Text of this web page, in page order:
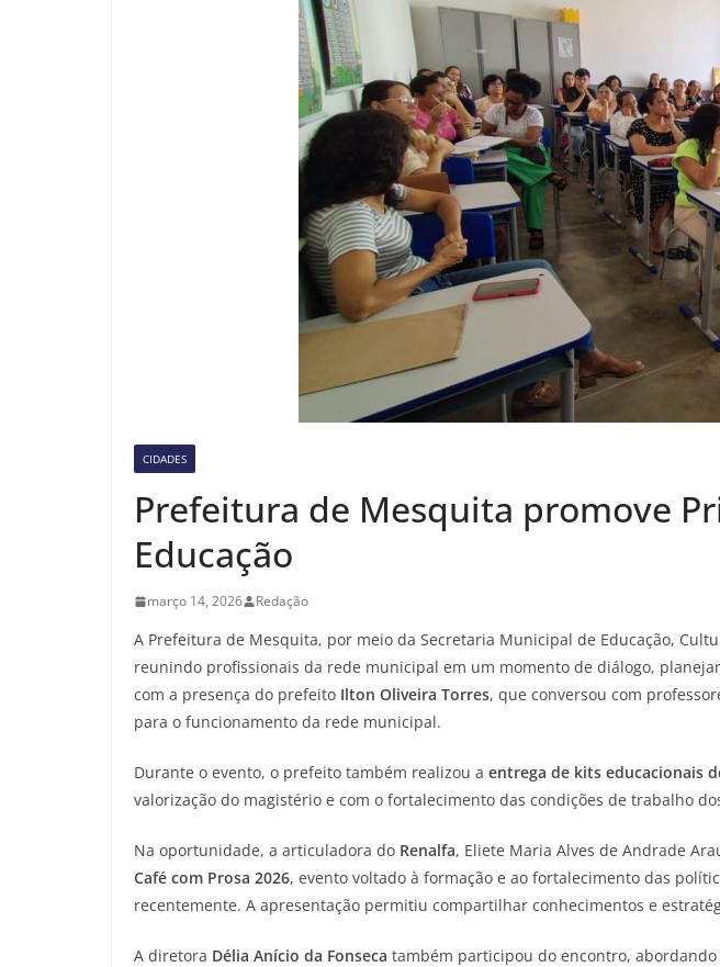
CIDADES
Prefeitura de Mesquita promove
Educação
março 14, 2026 Redação
A Prefeitura de Mesquita, por meio da Secretaria Municipal de Educação,
reunindo profissionais da rede municipal em um momento de diálogo,
com a presença do prefeito Ilton Oliveira Torres, que conversou com
para o funcionamento da rede municipal.
Durante o evento, o prefeito também realizou a entrega de kits educacionais
valorização do magistério e com o fortalecimento das condições de trabalho
Na oportunidade, a articuladora do Renalfa, Eliete Maria Alves de Andrade
Café com Prosa 2026, evento voltado à formação e ao fortalecimento das
recentemente. A apresentação permitiu compartilhar conhecimentos e
A diretora Délia Anício da Fonseca também participou do encontro,